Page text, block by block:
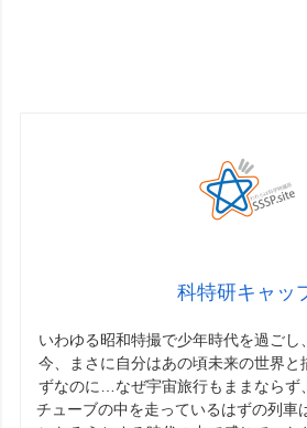
科特研キャッ
いわゆる昭和特撮で少年時代を過ごし
今、まさに自分はあの頃未来の世界と
ずなのに…なぜ宇宙旅行もままならず
チューブの中を走っているはずの列